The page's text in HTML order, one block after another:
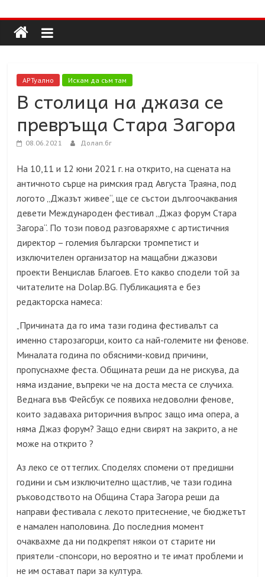
to
content
Долап
БГ
култура|
пътешествия|
мода|
събития|
кухня|
реклама|
минало|
АРТуално Искам да съм там
В столица на джаза се
превръща Стара Загора
08.06.2021 Долап.бг
На 10,11 и 12 юни 2021 г. на открито, на сцената на
античното сърце на римския град Августа Траяна, под
логото „Джазът живее“, ще се състои дългоочаквания
девети Международен фестивал „Джаз форум Стара
Загора“. По този повод разговаряхме с артистичния
директор – големия български тромпетист и
изключителен организатор на мащабни джазови
проекти Венцислав Благоев. Ето какво сподели той за
читателитe на Dolap.BG. Публикацията е без
редакторска намеса:
„Причината да го има тази година фестивалът са
именно старозагорци, които са най-големите ни фенове.
Миналата година по обясними-ковид причини,
пропуснахме феста. Общината реши да не рискува, да
няма издание, въпреки че на доста места се случиха.
Веднага във Фейсбук се появиха недоволни фенове,
които задаваха риторичния въпрос защо има опера, а
няма Джаз форум? Защо едни свирят на закрито, а не
може на открито ?
Аз леко се оттеглих. Споделях спомени от предишни
години и съм изключително щастлив, че тази година
ръководството на Община Стара Загора реши да
направи фестивала с лекото притеснение, че бюджетът
е намален наполовина. До последния момент
очаквахме да ни подкрепят някои от старите ни
приятели -спонсори, но вероятно и те имат проблеми и
не им остават пари за култура.